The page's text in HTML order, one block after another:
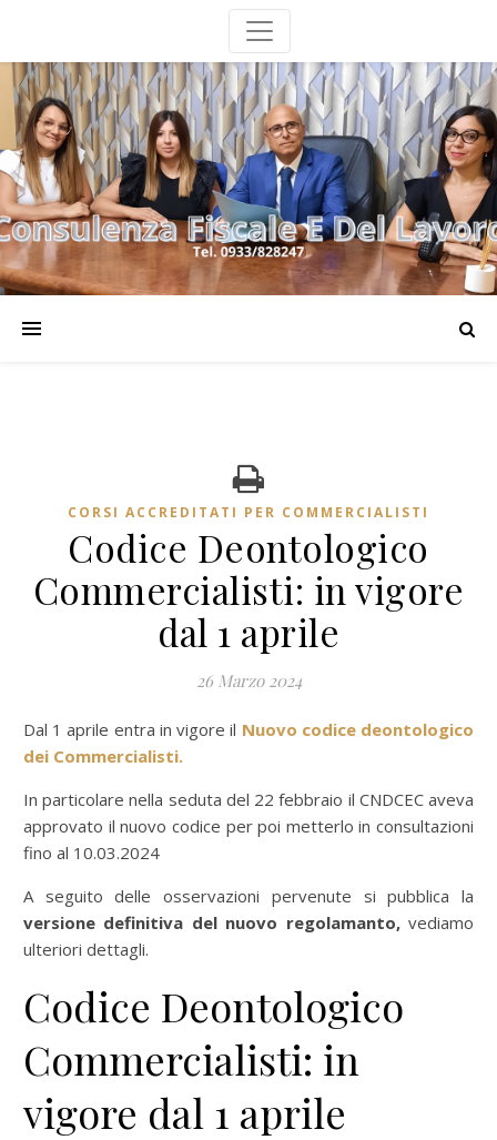
CORSI ACCREDITATI PER COMMERCIALISTI
Codice Deontologico
Commercialisti: in vigore
dal 1 aprile
26 Marzo 2024
Dal 1 aprile entra in vigore il Nuovo codice deontologico
dei Commercialisti.
In particolare nella seduta del 22 febbraio il CNDCEC aveva
approvato il nuovo codice per poi metterlo in consultazioni
fino al 10.03.2024
A seguito delle osservazioni pervenute si pubblica la
versione definitiva del nuovo regolamanto, vediamo
ulteriori dettagli.
Codice Deontologico
Commercialisti: in
vigore dal 1 aprile